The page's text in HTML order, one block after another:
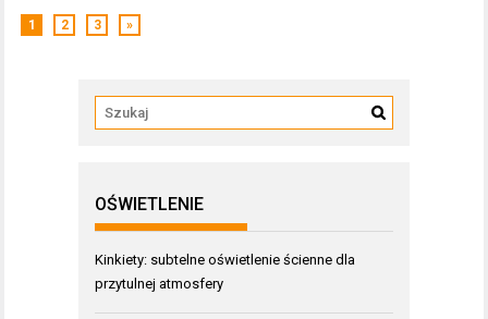
1 2 3 »
OŚWIETLENIE
Kinkiety: subtelne oświetlenie ścienne dla
przytulnej atmosfery